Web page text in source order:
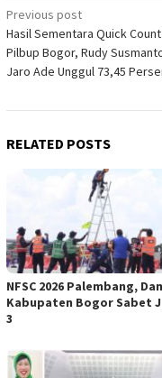
Post
navigation
Previous post
Hasil Sementara Quick Count
Pilbup Bogor, Rudy
Jaro Ade Unggul 73,45
RELATED POSTS
NFSC 2026 Palembang,
Kabupaten Bogor Sabet
3